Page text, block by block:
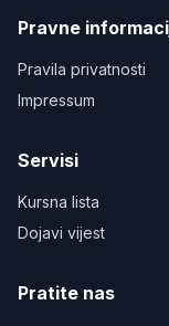
Pravne
Pravila privatnosti
Impressum
Servisi
Kursna lista
Dojavi vijest
Pratite nas